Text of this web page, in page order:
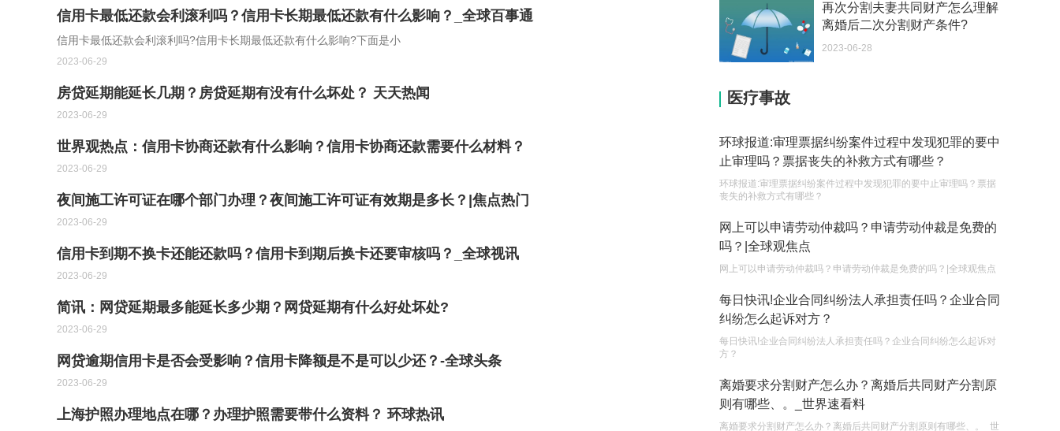
信用卡最低还款会利滚利吗？信用卡长期最低还款有什么影响？_全球百事通
信用卡最低还款会利滚利吗?信用卡长期最低还款有什么影响?下面是小
2023-06-29
房贷延期能延长几期？房贷延期有没有什么坏处？ 天天热闻
2023-06-29
世界观热点：信用卡协商还款有什么影响？信用卡协商还款需要什么材料？
2023-06-29
夜间施工许可证在哪个部门办理？夜间施工许可证有效期是多长？|焦点热门
2023-06-29
信用卡到期不换卡还能还款吗？信用卡到期后换卡还要审核吗？_全球视讯
2023-06-29
简讯：网贷延期最多能延长多少期？网贷延期有什么好处坏处?
2023-06-29
网贷逾期信用卡是否会受影响？信用卡降额是不是可以少还？-全球头条
2023-06-29
上海护照办理地点在哪？办理护照需要带什么资料？ 环球热讯
中介说商务签转工作签证合法吗 应该向哪个国家机
关报案？
你好 我需要申请去美国结婚的签证 过程是什么？
代理权的产生原因是什么？当我国没有外贸经营权
的企业委托外贸公司进出口贸易时，相关当事人的
权利和责任是什么？
2023-05-04
单纯的遗产赠要缴税吗？
2023-05-05
遗产继承必须要公证吗？
2023-05-05
再次分割夫妻共同财产怎么理解
离婚后二次分割财产条件?
2023-06-28
医疗事故
环球报道:审理票据纠纷案件过程中发现犯罪的要中
止审理吗？票据丧失的补救方式有哪些？
环球报道:审理票据纠纷案件过程中发现犯罪的要中止审理吗？票据
丧失的补救方式有哪些？
网上可以申请劳动仲裁吗？申请劳动仲裁是免费的
吗？|全球观焦点
网上可以申请劳动仲裁吗？申请劳动仲裁是免费的吗？|全球观焦点
每日快讯!企业合同纠纷法人承担责任吗？企业合同
纠纷怎么起诉对方？
每日快讯!企业合同纠纷法人承担责任吗？企业合同纠纷怎么起诉对
方？
离婚要求分割财产怎么办？离婚后共同财产分割原
则有哪些、。_世界速看料
离婚要求分割财产怎么办？离婚后共同财产分割原则有哪些、。_世